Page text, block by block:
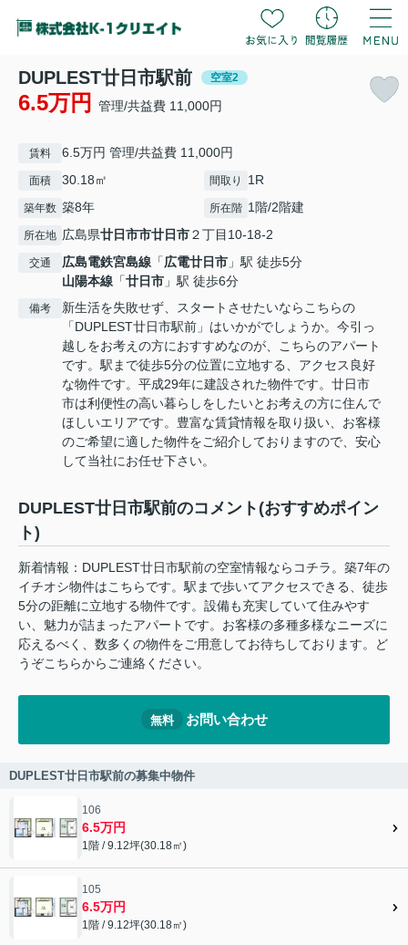
DUPLEST廿日市駅前 空室2
6.5万円 管理/共益費 11,000円
賃料 6.5万円 管理/共益費 11,000円
面積 30.18㎡ 間取り 1R
築年数 築8年 所在階 1階/2階建
所在地 広島県廿日市市廿日市２丁目10-18-2
交通 広島電鉄宮島線 「広電廿日市 」駅 徒歩5分
山陽本線 「廿日市 」駅 徒歩6分
備考
新生活を失敗せず、スタートさせたいならこちらの
「DUPLEST廿日市駅前」はいかがでしょうか。今引っ
越しをお考えの方におすすめなのが、こちらのアパート
です。駅まで徒歩5分の位置に立地する、アクセス良好
な物件です。平成29年に建設された物件です。廿日市
市は利便性の高い暮らしをしたいとお考えの方に住んで
ほしいエリアです。豊富な賃貸情報を取り扱い、お客様
のご希望に適した物件をご紹介しておりますので、安心
して当社にお任せ下さい。
DUPLEST廿日市駅前のコメント(おすすめポイン
ト)
新着情報：DUPLEST廿日市駅前の空室情報ならコチラ。築7年の
イチオシ物件はこちらです。駅まで歩いてアクセスできる、徒歩
5分の距離に立地する物件です。設備も充実していて住みやす
い、魅力が詰まったアパートです。お客様の多種多様なニーズに
応えるべく、数多くの物件をご用意してお待ちしております。ど
うぞこちらからご連絡ください。
無料 お問い合わせ
DUPLEST廿日市駅前の募集中物件
106
6.5万円
1階 / 9.12坪(30.18㎡)
105
6.5万円
1階 / 9.12坪(30.18㎡)